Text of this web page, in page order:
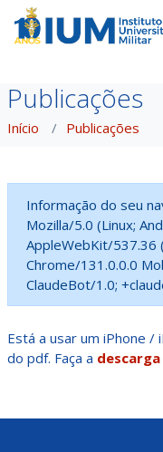
Publicações
Início Publicações
Informação do seu
Mozilla/5.0 (Linux;
AppleWebKit/537.36
Chrome/131.0.0.0
ClaudeBot/1.0;
Está a usar um iPhone /
do pdf. Faça a descarga